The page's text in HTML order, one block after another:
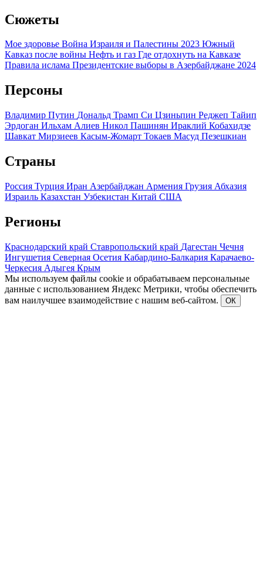
Сюжеты
Мое здоровье Война Израиля и Палестины 2023 Южный
Кавказ после войны Нефть и газ Где отдохнуть на Кавказе
Правила ислама Президентские выборы в Азербайджане 2024
Персоны
Владимир Путин Дональд Трамп Си Цзиньпин Реджеп Тайип
Эрдоган Ильхам Алиев Никол Пашинян Ираклий Кобахидзе
Шавкат Мирзиеев Касым-Жомарт Токаев Масуд Пезешкиан
Страны
Россия Турция Иран Азербайджан Армения Грузия Абхазия
Израиль Казахстан Узбекистан Китай США
Регионы
Краснодарский край Ставропольский край Дагестан Чечня
Ингушетия Северная Осетия Кабардино-Балкария Карачаево-
Черкесия Адыгея Крым
Мы используем файлы cookie и обрабатываем персональные
данные с использованием Яндекс Метрики, чтобы обеспечить
вам наилучшее взаимодействие с нашим веб-сайтом.
ОК